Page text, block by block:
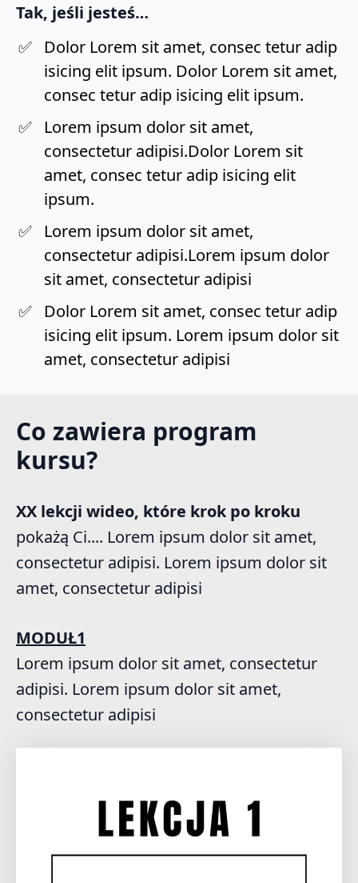
Tak, jeśli jesteś…
Dolor Lorem sit amet, consec tetur adip
isicing elit ipsum. Dolor Lorem sit amet,
consec tetur adip isicing elit ipsum.
Lorem ipsum dolor sit amet,
consectetur adipisi.Dolor Lorem sit
amet, consec tetur adip isicing elit
ipsum.
Lorem ipsum dolor sit amet,
consectetur adipisi.Lorem ipsum dolor
sit amet, consectetur adipisi
Dolor Lorem sit amet, consec tetur adip
isicing elit ipsum. Lorem ipsum dolor sit
amet, consectetur adipisi
Co zawiera program
kursu?
XX lekcji wideo, które krok po kroku
pokażą Ci.... Lorem ipsum dolor sit amet,
consectetur adipisi. Lorem ipsum dolor sit
amet, consectetur adipisi
MODUŁ1
Lorem ipsum dolor sit amet, consectetur
adipisi. Lorem ipsum dolor sit amet,
consectetur adipisi